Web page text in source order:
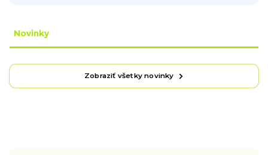
Novinky
Zobraziť všetky novinky